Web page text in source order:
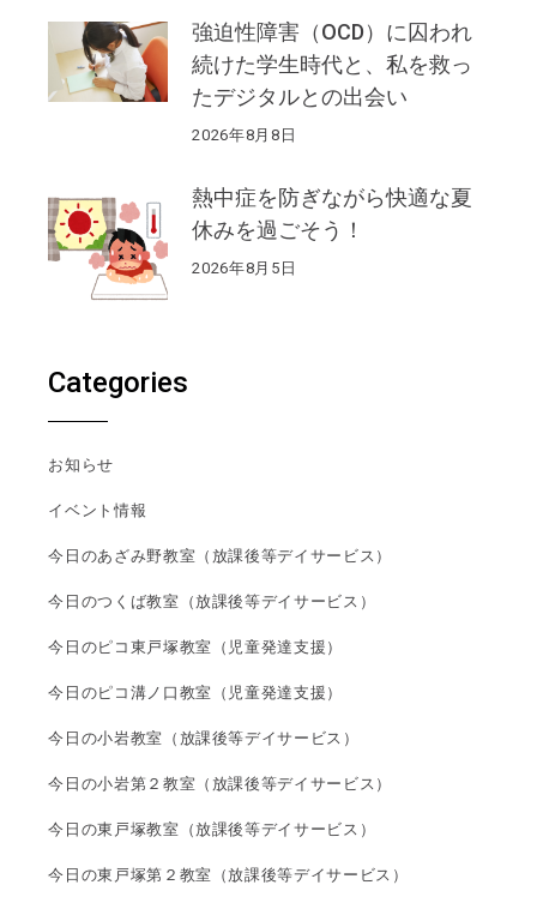
強迫性障害（OCD）に囚われ
続けた学生時代と、私を救っ
たデジタルとの出会い
2026年8月8日
熱中症を防ぎながら快適な夏
休みを過ごそう！
2026年8月5日
Categories
お知らせ
イベント情報
今日のあざみ野教室（放課後等デイサービス）
今日のつくば教室（放課後等デイサービス）
今日のピコ東戸塚教室（児童発達支援）
今日のピコ溝ノ口教室（児童発達支援）
今日の小岩教室（放課後等デイサービス）
今日の小岩第２教室（放課後等デイサービス）
今日の東戸塚教室（放課後等デイサービス）
今日の東戸塚第２教室（放課後等デイサービス）